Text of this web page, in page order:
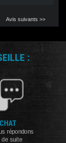
Avis suivants >>
:
répondons
de suite